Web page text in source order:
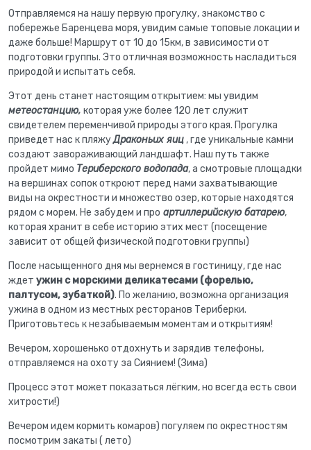
Отправляемся на нашу первую прогулку, знакомство с
побережье Баренцева моря, увидим самые топовые локации и
даже больше! Маршрут от 10 до 15км, в зависимости от
подготовки группы. Это отличная возможность насладиться
природой и испытать себя.
Этот день станет настоящим открытием: мы увидим
метеостанцию, которая уже более 120 лет служит
свидетелем переменчивой природы этого края. Прогулка
приведет нас к пляжуДраконьих яиц , где уникальные камни
создают завораживающий ландшафт. Наш путь также
пройдет мимо Териберского водопада, а смотровые площадки
на вершинах сопок откроют перед нами захватывающие
виды на окрестности и множество озер, которые находятся
рядом с морем. Не забудем и про артиллерийскую батарею,
которая хранит в себе историю этих мест (посещение
зависит от общей физической подготовки группы)
После насыщенного дня мы вернемся в гостиницу, где нас
ждет ужин с морскими деликатесами (форелью,
палтусом, зубаткой). По желанию, возможна организация
ужина в одном из местных ресторанов Териберки.
Приготовьтесь к незабываемым моментам и открытиям!
Вечером, хорошенько отдохнуть и зарядив телефоны,
отправляемся на охоту за Сиянием! (Зима)
Процесс этот может показаться лёгким, но всегда есть свои
хитрости!)
Вечером идем кормить комаров) погуляем по окрестностям
посмотрим закаты ( лето)